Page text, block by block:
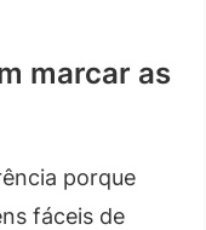
marcar as
porque
fáceis de